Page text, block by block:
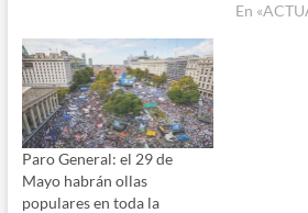
En
Paro General: el 29 de
Mayo habrán ollas
populares en toda la